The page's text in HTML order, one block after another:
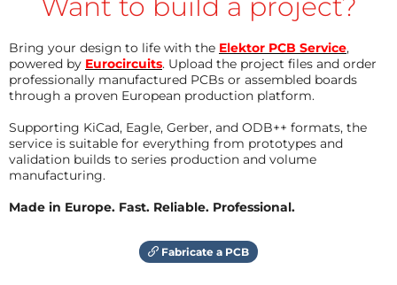
Bring your design to life with the Elektor PCB Service,
powered by Eurocircuits. Upload the project files and order
professionally manufactured PCBs or assembled boards
through a proven European production platform.
Supporting KiCad, Eagle, Gerber, and ODB++ formats, the
service is suitable for everything from prototypes and
validation builds to series production and volume
manufacturing.
Made in Europe. Fast. Reliable. Professional.
Fabricate a PCB